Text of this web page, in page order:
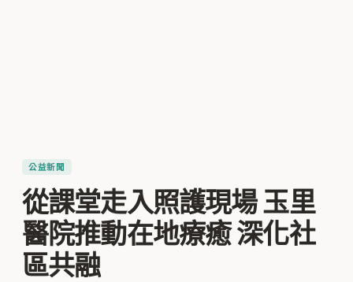
公益新聞
從課堂走入照護現場 玉里
醫院推動在地療癒 深化社
區共融